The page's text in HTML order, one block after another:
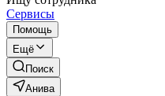
Сервисы
Помощь
Ещё
Поиск
Анива